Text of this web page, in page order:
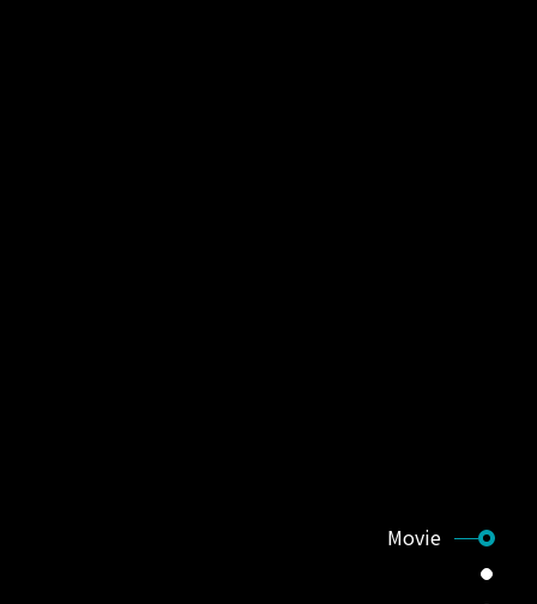
Movie
Company